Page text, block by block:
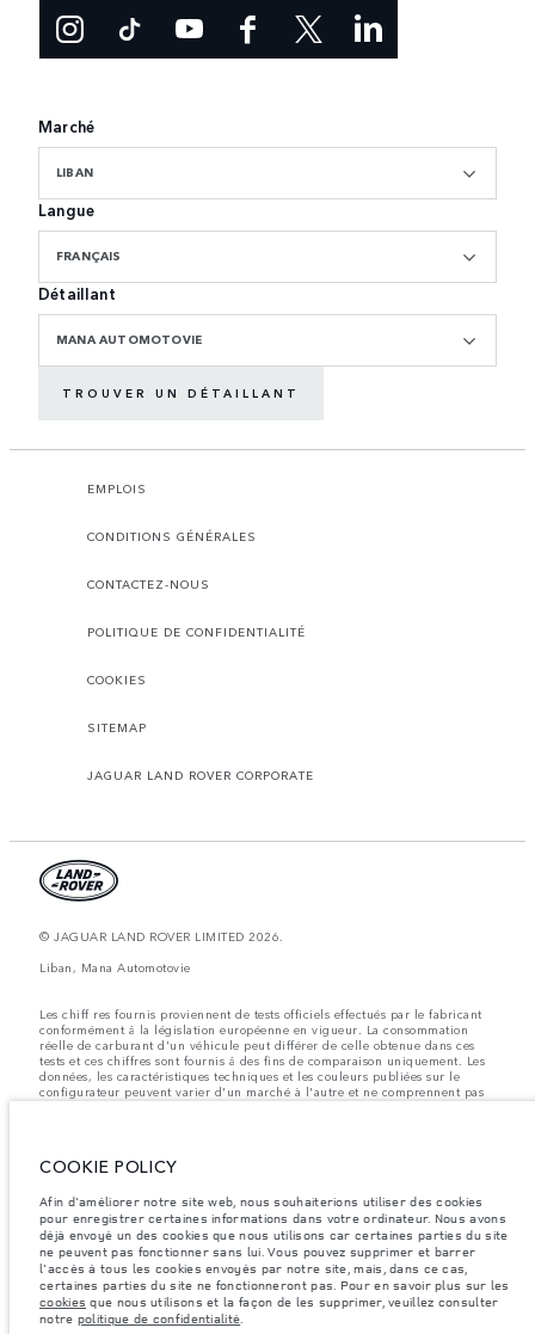
Marché
LIBAN
Langue
FRANÇAIS
Détaillant
MANA AUTOMOTOVIE
TROUVER UN DÉTAILLANT
EMPLOIS
CONDITIONS GÉNÉRALES
CONTACTEZ-NOUS
POLITIQUE DE CONFIDENTIALITÉ
COOKIES
SITEMAP
JAGUAR LAND ROVER CORPORATE
© JAGUAR LAND ROVER LIMITED 2026.
Liban, Mana Automotovie
Les chiff res fournis proviennent de tests officiels effectués par le fabricant
conformément å la législation européenne en vigueur. La consommation
réelle de carburant d'un véhicule peut différer de celle obtenue dans ces
tests et ces chiffres sont fournis å des fins de comparaison uniquement. Les
données, les caractéristiques techniques et les couleurs publiées sur le
configurateur peuvent varier d'un marché à l'autre et ne comprennent pas
de prix. Veuillez consulter votre concessionnaire pour des informations sur
Les accessoires et autres éléments montés après le point de fabrication
véhicule, les charges maximales par essieu et la charge utile ne sont pas
dépassés lorsque vous chargez des accessoires, des occupants, des liquides
et des carburants.
Remarque importante sur les images et les spécifications.La pénurie
mondiale de semi-conducteurs affecte actuellement les spécifications de
construction des véhicules, la disponibilité des options et les délais de
construction. Cette situation s’avère très fluctuante, et par conséquent, les
images utilisées actuellement sur le site Web peuvent ne pas refléter
COOKIE POLICY
Afin d'améliorer notre site web, nous souhaiterions utiliser des cookies
pour enregistrer certaines informations dans votre ordinateur. Nous avons
déjà envoyé un des cookies que nous utilisons car certaines parties du site
ne peuvent pas fonctionner sans lui. Vous pouvez supprimer et barrer
l'accès à tous les cookies envoyés par notre site, mais, dans ce cas,
certaines parties du site ne fonctionneront pas. Pour en savoir plus sur les
cookies que nous utilisons et la façon de les supprimer, veuillez consulter
notre politique de confidentialité.